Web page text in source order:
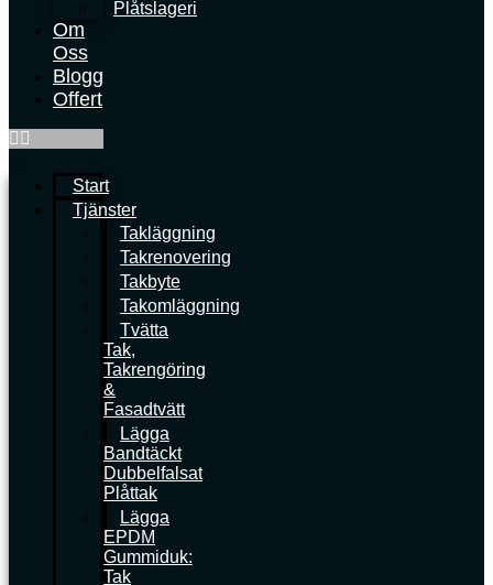
Plåtslageri
Om
Oss
Blogg
Offert
Start
Tjänster
Takläggning
Takrenovering
Takbyte
Takomläggning
Tvätta
Tak,
Takrengöring
&
Fasadtvätt
Lägga
Bandtäckt
Dubbelfalsat
Plåttak
Lägga
EPDM
Gummiduk:
Tak